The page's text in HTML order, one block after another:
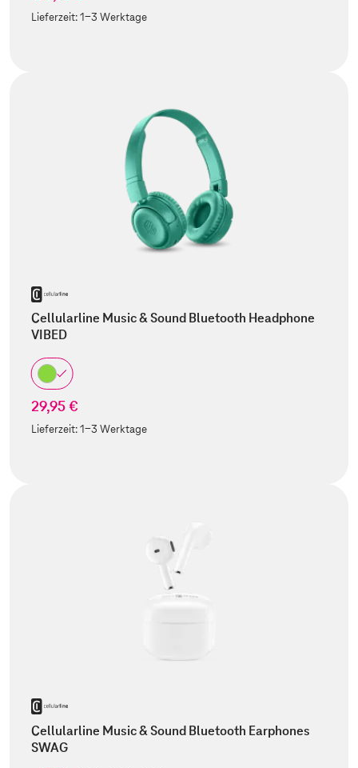
Lieferzeit:1-3 Werktage
Cellularline Music & Sound Bluetooth Headphone
VIBED
29,95 €
Lieferzeit:1-3 Werktage
Cellularline Music & Sound Bluetooth Earphones
SWAG